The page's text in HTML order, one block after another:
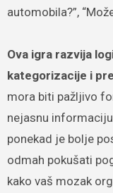
automobila?”,
Ova igra razvija
kategorizacije i
mora biti pažljivo
nejasnu
ponekad je bolje
odmah pokušati
kako vaš mozak